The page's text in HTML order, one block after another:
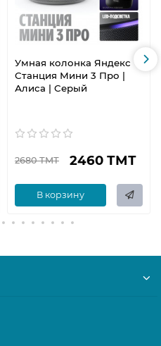
Умная колонка Яндекс
Станция Мини 3 Про |
Алиса | Серый
2680 ТМТ 2460 ТМТ
В корзину